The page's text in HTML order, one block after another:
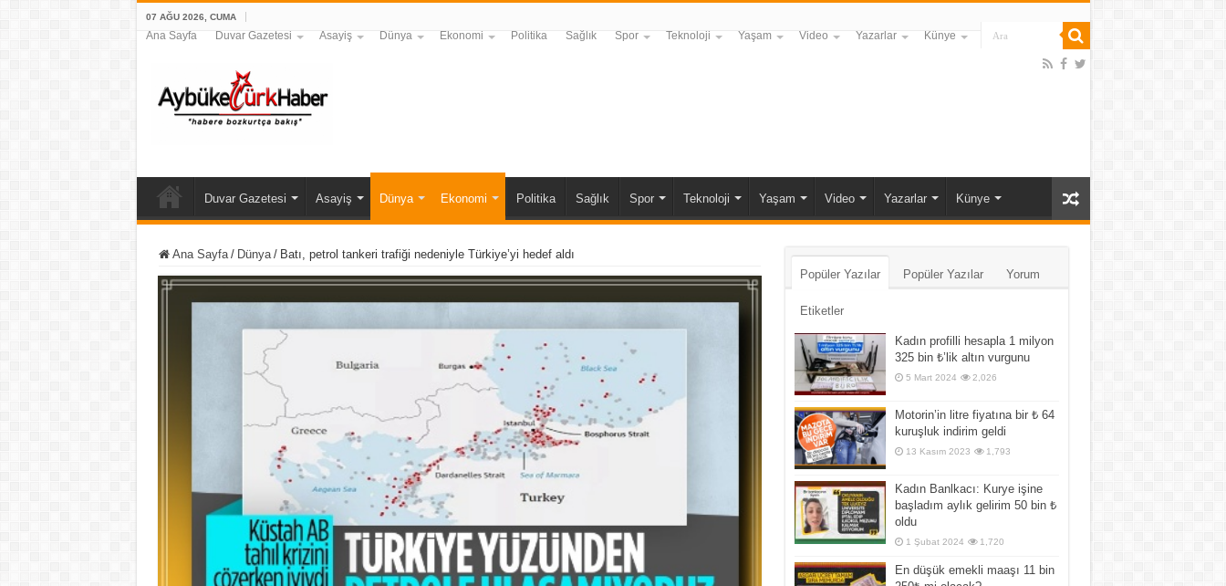
07 AĞU 2026, CUMA
Ana Sayfa Duvar Gazetesi Asayiş Dünya Ekonomi Politika Sağlık Spor Teknoloji Yaşam Video Yazarlar Künye
Duvar Gazetesi Asayiş Dünya Ekonomi Politika Sağlık Spor Teknoloji Yaşam Video Yazarlar Künye
Ana Sayfa / Dünya / Batı, petrol tankeri trafiği nedeniyle Türkiye’yi hedef aldı
Popüler Yazılar Popüler Yazılar Yorum
Etiketler
Kadın profilli hesapla 1 milyon
325 bin ₺’lik altın vurgunu
5 Mart 2024 2,026
Motorin’in litre fiyatına bir ₺ 64
kuruşluk indirim geldi
13 Kasım 2023 1,793
Kadın Banlkacı: Kurye işine
başladım aylık gelirim 50 bin ₺
oldu
1 Şubat 2024 1,720
En düşük emekli maaşı 11 bin